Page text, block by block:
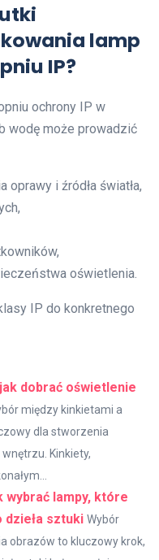
lamp
IP?
ochrony IP w
wodę może prowadzić
i źródła światła,
oświetlenia.
IP do konkretnego
dobrać oświetlenie
między kinkietami a
dla stworzenia
Kinkiety,
wybrać lampy, które
dzieła sztuki Wybór
obrazów to kluczowy krok,